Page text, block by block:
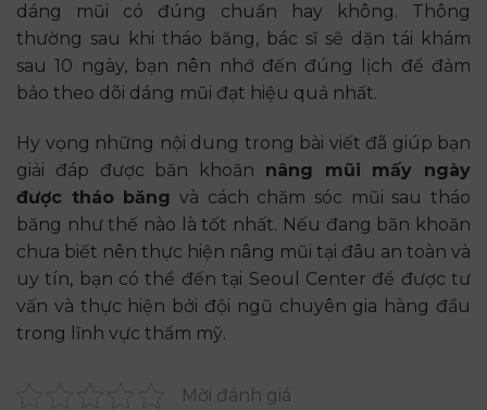
dáng mũi có đúng chuẩn hay không. Thông
thường sau khi tháo băng, bác sĩ sẽ dặn tái khám
sau 10 ngày, bạn nên nhớ đến đúng lịch để đảm
bảo theo dõi dáng mũi đạt hiệu quả nhất.
Hy vọng những nội dung trong bài viết đã giúp bạn
giải đáp được băn khoăn nâng mũi mấy ngày
được tháo băng và cách chăm sóc mũi sau tháo
băng như thế nào là tốt nhất. Nếu đang băn khoăn
chưa biết nên thực hiện nâng mũi tại đâu an toàn và
uy tín, bạn có thể đến tại Seoul Center để được tư
vấn và thực hiện bởi đội ngũ chuyên gia hàng đầu
trong lĩnh vực thẩm mỹ.
Mời đánh giá